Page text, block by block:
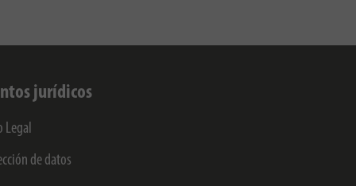
jurídicos
Legal
de datos